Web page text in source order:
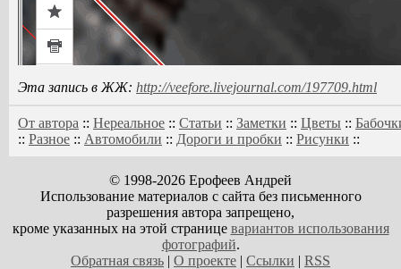
Эта запись в ЖЖ: http://veefore.livejournal.com/197709.html
От автора :: Нереальное :: Статьи :: Заметки :: Цветы ::
:: Разное :: Автомобили :: Дороги и пробки :: Рисунки ::
© 1998-2026 Ерофеев Андрей
Использование материалов с сайта без письменного
разрешения автора запрещено,
кроме указанных на этой странице вариантов использования
фотографий.
Обратная связь | О проекте | Ссылки | RSS